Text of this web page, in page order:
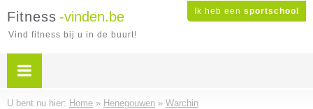
Ik heb een sportschool
Fitness -vinden.be
Vind fitness bij u in de buurt!
U bent nu hier: Home » Henegouwen » Warchin